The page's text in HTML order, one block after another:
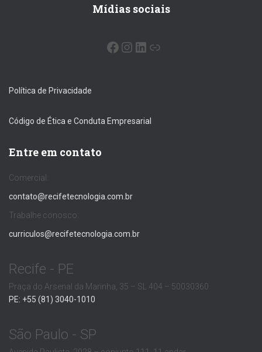
Mídias sociais
Política de Privacidade
Código de Ética e Conduta Empresarial
Entre em contato
Comercial:
contato@recifetecnologia.com.br
Trabalhe conosco:
curriculos@recifetecnologia.com.br
Recife - PE
Praça do Arsenal da Marinha, 35 – SL 404 – 50030360
PE: +55 (81) 3040-1010
São Paulo - SP